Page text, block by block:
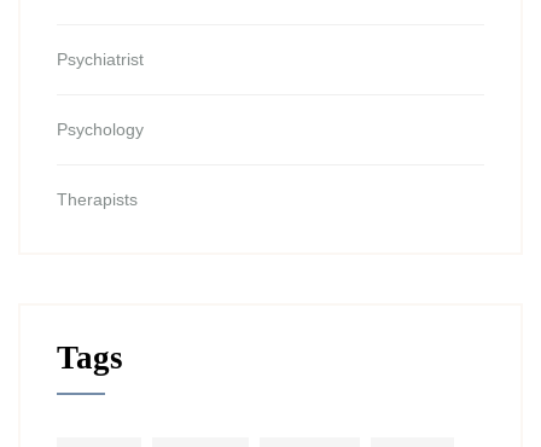
Psychiatrist
Psychology
Therapists
Tags